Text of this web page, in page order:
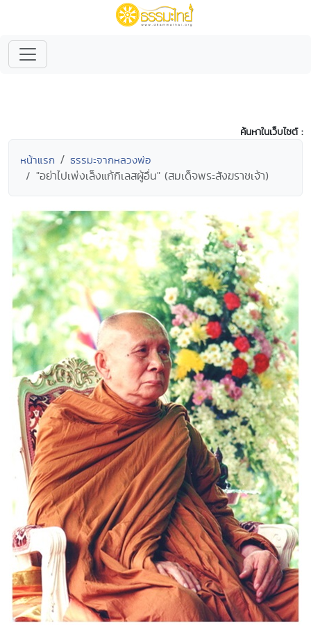
ค้นหาในเว็บไซต์ :
หน้าแรก ธรรมะจากหลวงพ่อ
"อย่าไปเพ่งเล็งแก้กิเลสผู้อื่น" (สมเด็จพระสังฆราชเจ้า)